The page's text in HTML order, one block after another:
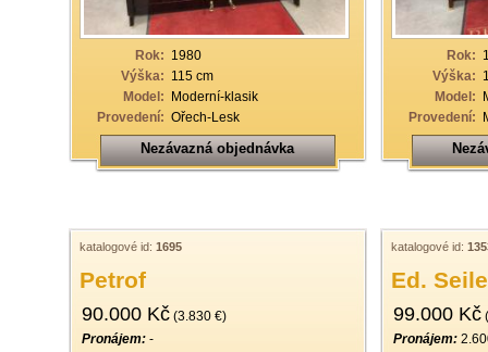
39
40
Rok: 1980
Výška: 115 cm
Model: Moderní-klasik
Provedení: Ořech-Lesk
Nezávazná objednávka
Rok:
Výška:
Model:
Provedení:
katalogové id: 1695
Petrof
90.000 Kč (3.830 €)
Pronájem: -
katalogové id:
Ed.
99.000 Kč
Pronájem: